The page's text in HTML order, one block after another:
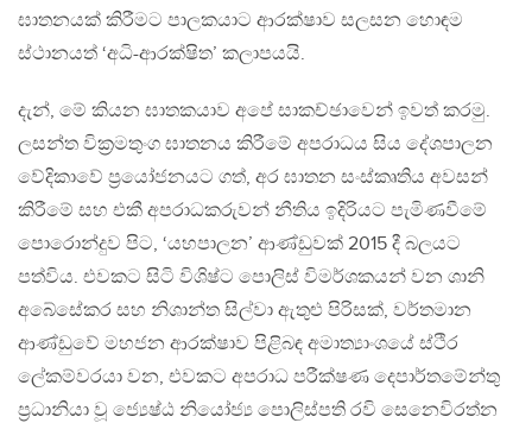
ඝාතනයක් කිරීමට පාලකයාට ආරක්ෂාව සලසන හොඳම
ස්ථානයත් ‘අධි-ආරක්ෂිත’ කලාපයයි.
දැන්, මේ කියන ඝාතකයාව අපේ සාකච්ඡාවෙන් ඉවත් කරමු.
ලසන්ත වික්‍රමතුංග ඝාතනය කිරීමේ අපරාධය සිය දේශපාලන
වේදිකාවේ ප්‍රයෝජනයට ගත්, අර ඝාතන සංස්කෘතිය අවසන්
කිරීමේ සහ එකී අපරාධකරුවන් නීතිය ඉදිරියට පැමිණවීමේ
පොරොන්දුව පිට, ‘යහපාලන’ ආණ්ඩුවක් 2015 දී බලයට
පත්විය. එවකට සිටි විශිෂ්ට පොලිස් විමර්ශකයන් වන ශානි
අබේසේකර සහ නිශාන්ත සිල්වා ඇතුළු පිරිසක්, වර්තමාන
ආණ්ඩුවේ මහජන ආරක්ෂාව පිළිබඳ අමාත්‍යාංශයේ ස්ථිර
ලේකම්වරයා වන, එවකට අපරාධ පරීක්ෂණ දෙපාර්තමේන්තු
ප්‍රධානියා වූ ජ්‍යෙෂ්ඨ නියෝජ්‍ය පොලිස්පති රවි සෙනෙවිරත්න